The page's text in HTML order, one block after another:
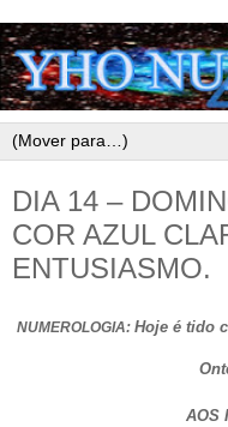
DIA 14 –
COR AZUL
ENTUSIASMO.
NUMEROLOGIA: Hoje é tido
AOS